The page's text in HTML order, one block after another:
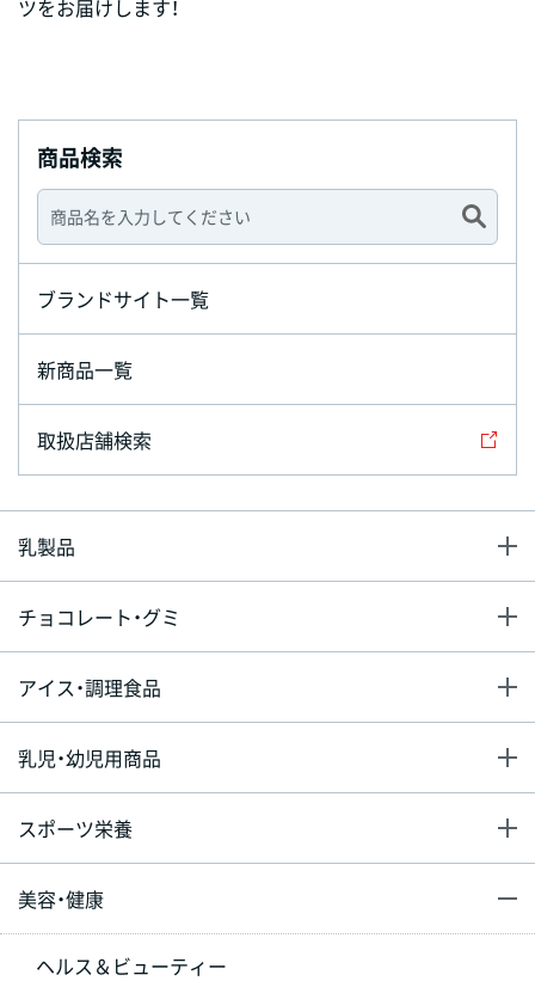
ツをお届けします！
商品検索
ブランドサイト一覧
新商品一覧
取扱店舗検索
乳製品
チョコレート・グミ
アイス・調理食品
乳児・幼児用商品
スポーツ栄養
美容・健康
ヘルス＆ビューティー